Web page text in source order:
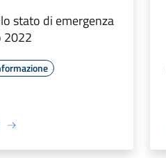
stato di emergenza
2022